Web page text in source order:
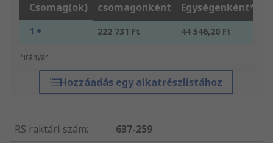
Csomag(ok) csomagonként Egységenként*
1 + 222 731 Ft 44 546,20 Ft
*irányár
Hozzáadás egy alkatrészlistához
RS raktári szám:
637-259